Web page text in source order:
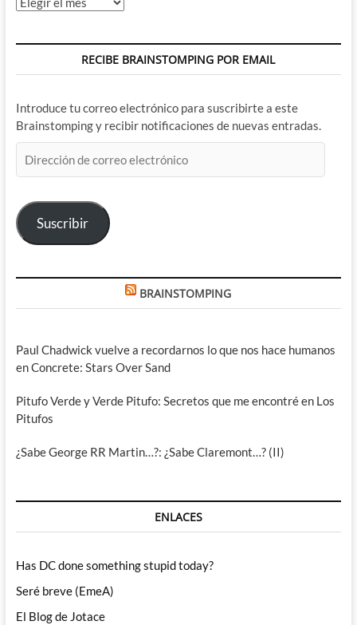
RECIBE BRAINSTOMPING POR EMAIL
Introduce tu correo electrónico para suscribirte a este
Brainstomping y recibir notificaciones de nuevas entradas.
de
electrónico
Suscribir
BRAINSTOMPING
Paul Chadwick vuelve a recordarnos lo que nos hace humanos
en Concrete: Stars Over Sand
Pitufo Verde y Verde Pitufo: Secretos que me encontré en Los
Pitufos
¿Sabe George RR Martin…?: ¿Sabe Claremont…? (II)
ENLACES
Has DC done something stupid today?
Seré breve (EmeA)
El Blog de Jotace